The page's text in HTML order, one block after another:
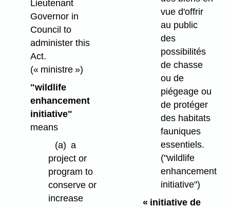
Lieutenant
Governor in
Council to
administer this
Act.
(« ministre »)
"wildlife
enhancement
initiative"
means
(a) a
project or
program to
conserve or
increase
vue d'offrir
au public
des
possibilités
de chasse
ou de
piégeage ou
de protéger
des habitats
fauniques
essentiels.
("wildlife
enhancement
initiative")
« initiative de